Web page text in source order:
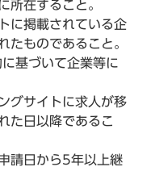
所在すること。
に掲載されている企
たものであること。
基づいて企業等に
グサイトに求人が移
た日以降であるこ
請日から5年以上継